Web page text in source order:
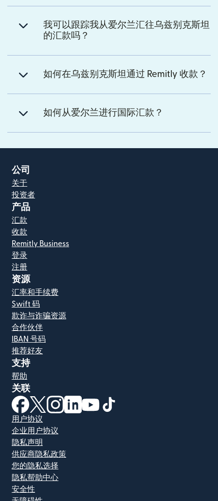
我可以跟踪我从爱尔兰汇往乌兹别克斯坦
的汇款吗？
如何在乌兹别克斯坦通过 Remitly 收款？
如何从爱尔兰进行国际汇款？
公司
关于
投资者
产品
汇款
收款
Remitly Business
登录
注册
资源
汇率和手续费
Swift 码
欺诈与诈骗资源
合作伙伴
IBAN 号码
推荐好友
支持
帮助
关联
（在新窗口中打开）
（在新窗口中打开）
（在新窗口中打开）
（在新窗口中打开）
（在新窗口中打开）
用户协议
企业用户协议
隐私声明
供应商隐私政策
您的隐私选择
隐私帮助中心
安全性